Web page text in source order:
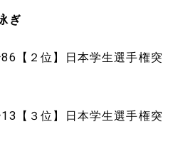
ぎ
【２位】日本学生選手権突
【３位】日本学生選手権突